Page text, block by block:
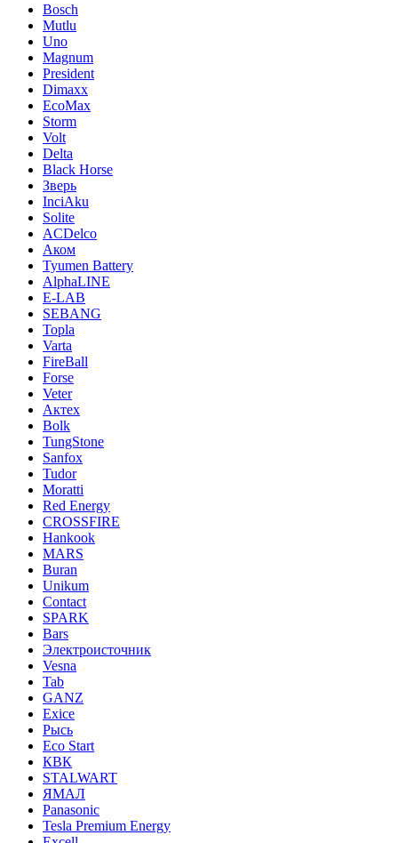
Bosch
Mutlu
Uno
Magnum
President
Dimaxx
EcoMax
Storm
Volt
Delta
Black Horse
Зверь
InciAku
Solite
ACDelco
Аком
Tyumen Battery
AlphaLINE
E-LAB
SEBANG
Topla
Varta
FireBall
Forse
Veter
Актех
Bolk
TungStone
Sanfox
Tudor
Moratti
Red Energy
CROSSFIRE
Hankook
MARS
Buran
Unikum
Contact
SPARK
Bars
Электроисточник
Vesna
Tab
GANZ
Exice
Рысь
Eco Start
КВК
STALWART
ЯМАЛ
Panasonic
Tesla Premium Energy